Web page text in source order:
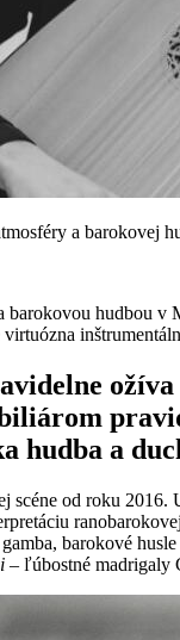
a barokovej
hudbou v
hudba a
scéne od roku
barokové
– ľúbostné madrigaly